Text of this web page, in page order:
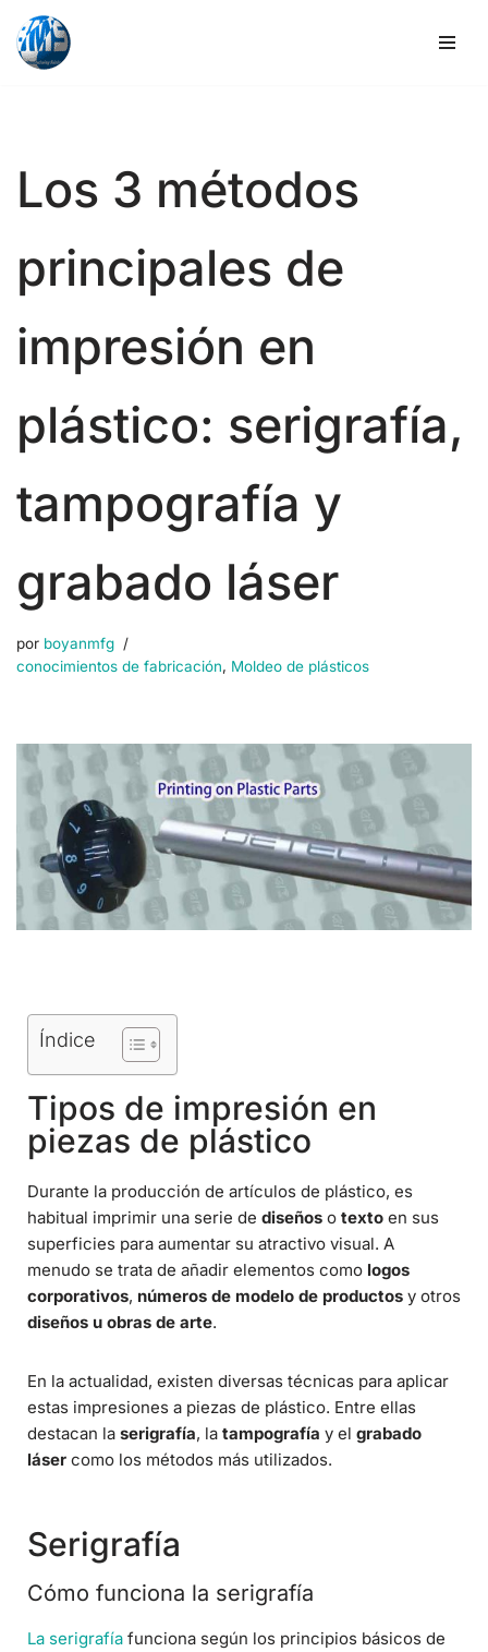
Ir
Los 3 métodos
principales de
impresión en
plástico: serigrafía,
tampografía y
grabado láser
por boyanmfg
conocimientos de fabricación, Moldeo de plásticos
Índice
Tipos de impresión en
piezas de plástico
Durante la producción de artículos de plástico, es
habitual imprimir una serie de diseños o texto en sus
superficies para aumentar su atractivo visual. A
menudo se trata de añadir elementos como logos
corporativos, números de modelo de productos y otros
diseños u obras de arte.
En la actualidad, existen diversas técnicas para aplicar
estas impresiones a piezas de plástico. Entre ellas
destacan la serigrafía, la tampografía y el grabado
láser como los métodos más utilizados.
Serigrafía
Cómo funciona la serigrafía
La serigrafía funciona según los principios básicos de